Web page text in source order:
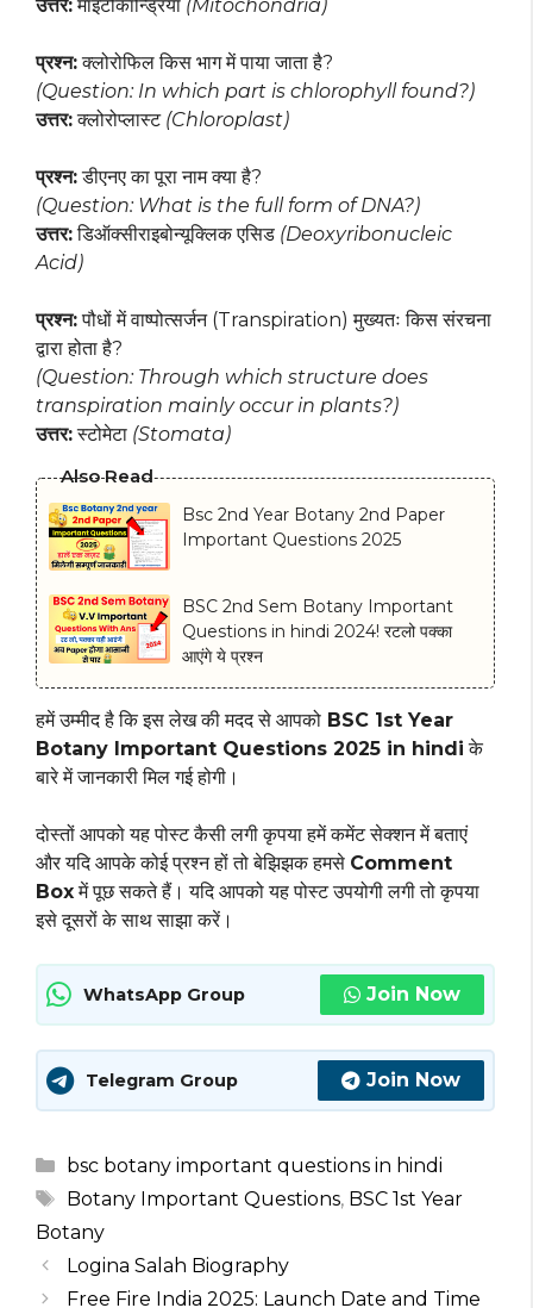
उत्तर:माइटोकॉन्ड्रिया (Mitochondria)
प्रश्न:क्लोरोफिल किस भाग में पाया जाता है?
(Question: In which part is chlorophyll found?)
उत्तर:क्लोरोप्लास्ट (Chloroplast)
प्रश्न:डीएनए का पूरा नाम क्या है?
(Question: What is the full form of DNA?)
उत्तर:डिऑक्सीराइबोन्यूक्लिक एसिड (Deoxyribonucleic
Acid)
प्रश्न:पौधों में वाष्पोत्सर्जन (Transpiration) मुख्यतः किस संरचना
द्वारा होता है?
(Question: Through which structure does
transpiration mainly occur in plants?)
उत्तर:स्टोमेटा (Stomata)
Also Read
Bsc 2nd Year Botany 2nd Paper
Important Questions 2025
BSC 2nd Sem Botany Important
Questions in hindi 2024! रटलो पक्का
आएंगे ये प्रश्न
हमें उम्मीद है कि इस लेख की मदद से आपको BSC 1st Year
Botany Important Questions 2025 in hindi के
बारे में जानकारी मिल गई होगी।
दोस्तों आपको यह पोस्ट कैसी लगी कृपया हमें कमेंट सेक्शन में बताएं
और यदि आपके कोई प्रश्न हों तो बेझिझक हमसे Comment
Boxमें पूछ सकते हैं। यदि आपको यह पोस्ट उपयोगी लगी तो कृपया
इसे दूसरों के साथ साझा करें।
WhatsApp Group Join Now
Telegram Group Join Now
Categories
bsc botany important questions in hindi
Tags
Botany Important Questions, BSC 1st Year
Botany
Logina Salah Biography
Free Fire India 2025: Launch Date and Time